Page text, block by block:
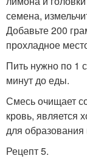
семена,
Добавьте 200
прохладное
Пить нужно по 1
минут до еды.
Смесь очищает
кровь, является
для образования
Рецепт 5.